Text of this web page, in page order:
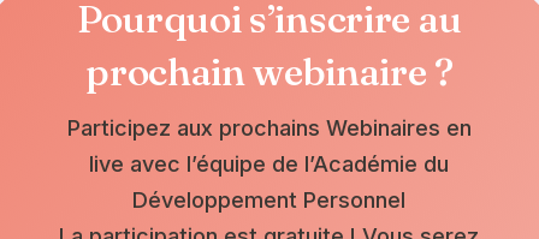
Pourquoi s’inscrire au
prochain webinaire ?
Participez aux prochains Webinaires en
live avec l’équipe de l’Académie du
Développement Personnel